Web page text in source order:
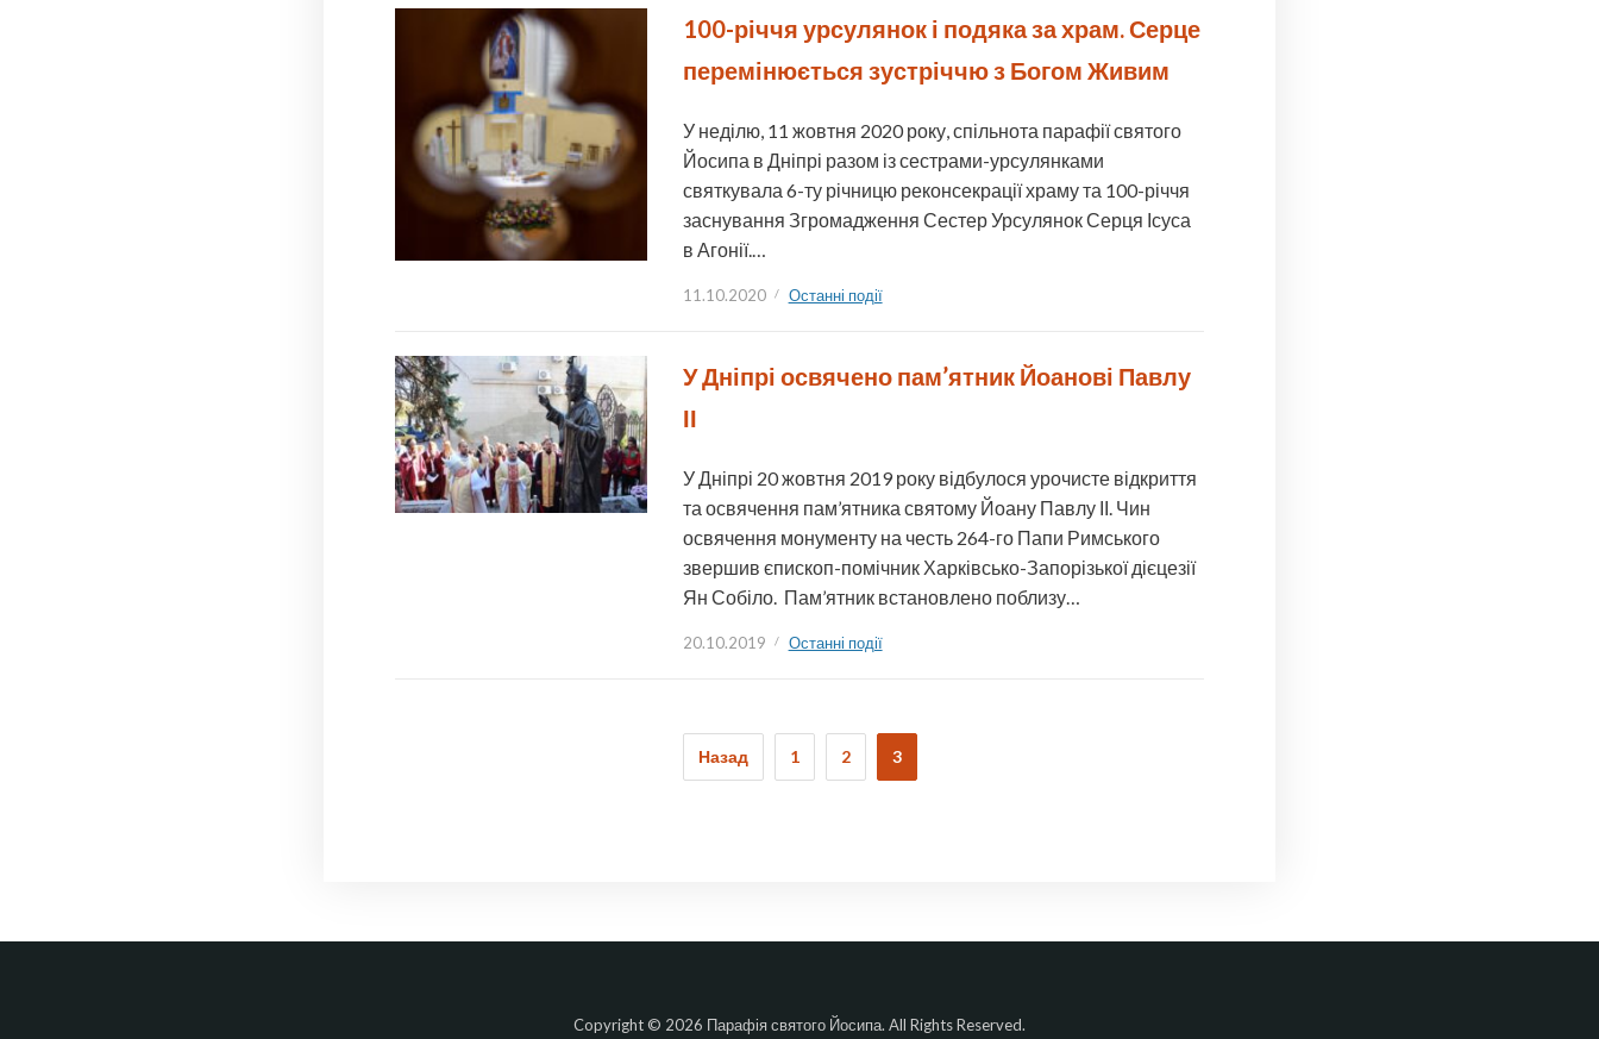
100-річчя урсулянок і подяка за храм. Серце
перемінюється зустріччю з Богом Живим
У неділю, 11 жовтня 2020 року, спільнота парафії святого
Йосипа в Дніпрі разом із сестрами-урсулянками
святкувала 6-ту річницю реконсекрації храму та 100-річчя
заснування Згромадження Сестер Урсулянок Серця Ісуса
в Агонії.…
11.10.2020 Останні події
У Дніпрі освячено пам’ятник Йоанові Павлу
ІІ
У Дніпрі 20 жовтня 2019 року відбулося урочисте відкриття
та освячення пам’ятника святому Йоану Павлу ІІ. Чин
освячення монументу на честь 264-го Папи Римського
звершив єпископ-помічник Харківсько-Запорізької дієцезії
Ян Собіло. Пам’ятник встановлено поблизу…
20.10.2019 Останні події
Назад 1 2 3
Copyright © 2026 Парафія святого Йосипа. All Rights Reserved.